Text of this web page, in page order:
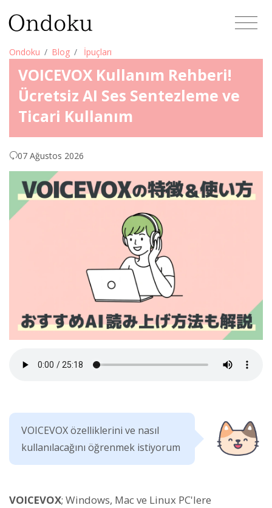
Ondoku Blog İpuçları
VOICEVOX Kullanım Rehberi!
Ücretsiz AI Ses Sentezleme ve
Ticari Kullanım
07 Ağustos 2026
VOICEVOX özelliklerini ve nasıl
kullanılacağını öğrenmek istiyorum
VOICEVOX; Windows, Mac ve Linux PC'lere